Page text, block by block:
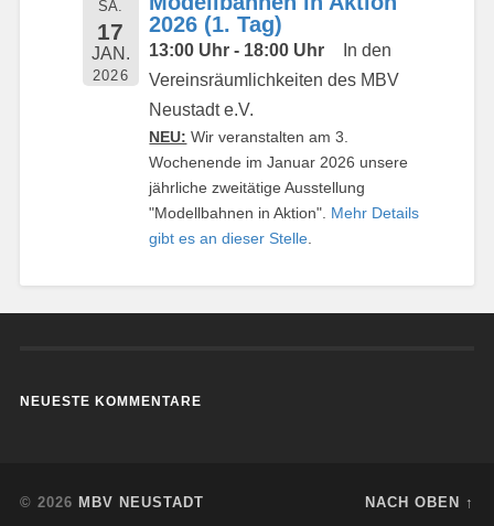
SA.
17
JAN.
2026
2026 (1. Tag)
13:00 Uhr - 18:00 Uhr
In den
Vereinsräumlichkeiten des MBV
Neustadt e.V.
NEU: Wir veranstalten am 3.
Wochenende im Januar 2026 unsere
jährliche zweitätige Ausstellung
"Modellbahnen in Aktion". Mehr Details
gibt es an dieser Stelle
NEUESTE KOMMENTARE
© 2026 MBV NEUSTADT NACH OBEN ↑